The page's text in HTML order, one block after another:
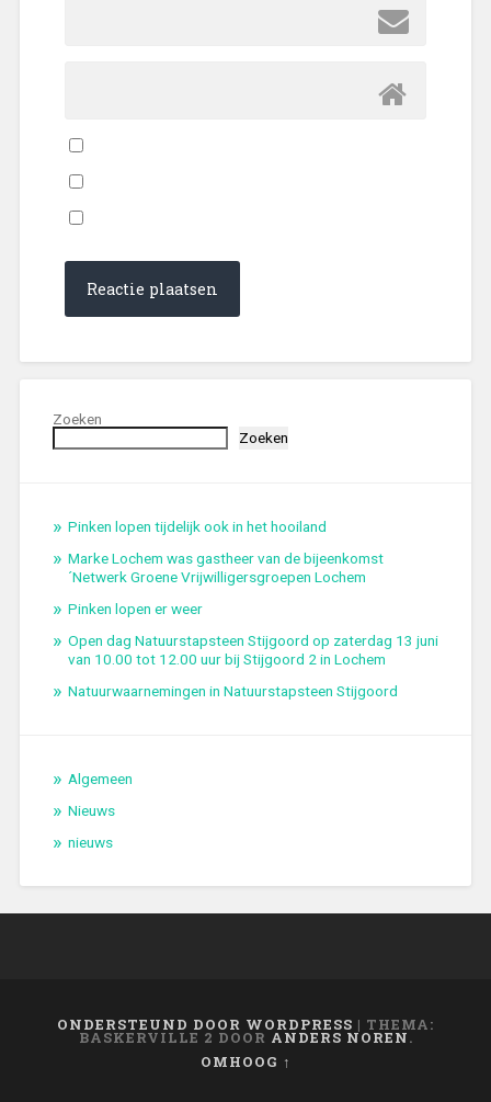
Zoeken
Zoeken
Pinken lopen tijdelijk ook in het hooiland
Marke Lochem was gastheer van de bijeenkomst
´Netwerk Groene Vrijwilligersgroepen Lochem
Pinken lopen er weer
Open dag Natuurstapsteen Stijgoord op zaterdag 13 juni
van 10.00 tot 12.00 uur bij Stijgoord 2 in Lochem
Natuurwaarnemingen in Natuurstapsteen Stijgoord
Algemeen
Nieuws
nieuws
ONDERSTEUND DOOR WORDPRESS | THEMA:
BASKERVILLE 2 DOOR ANDERS NOREN.
OMHOOG ↑